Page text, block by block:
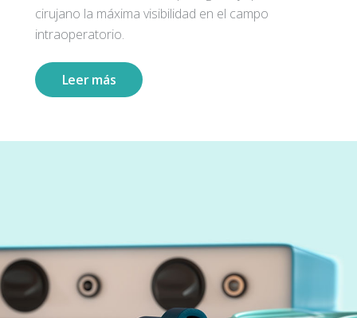
cirujano la máxima visibilidad en el campo
intraoperatorio.
Leer más